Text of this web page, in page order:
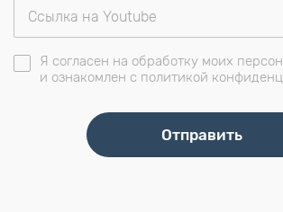
Я согласен на обработку моих
и ознакомлен с политикой